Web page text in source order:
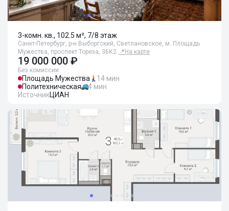
3-комн. кв., 102.5 м², 7/8 этаж
Санкт-Петербург, р-н Выборгский, Светлановское, м. Площадь
Мужества, проспект Тореза, 36К2 📍 На карте
19 000 000 ₽
Без комиссии
Площадь Мужества
14 мин
Политехническая
4 мин
ИсточникЦИАН